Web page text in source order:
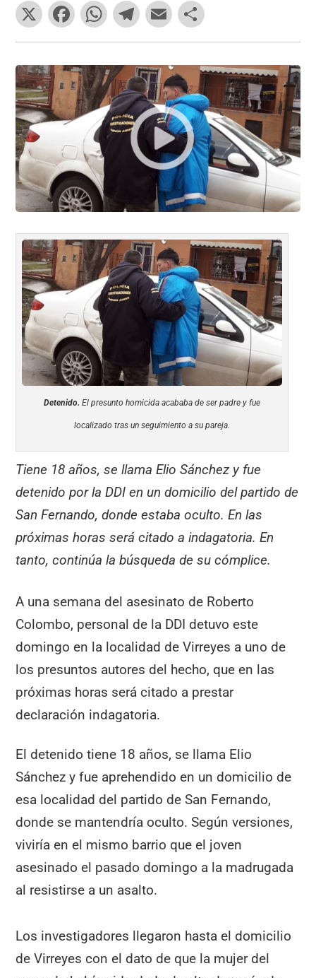
X
F
a
c
e
b
o
o
k
W
h
at
s
A
p
T
el
e
gr
a
m
E
m
ai
l
o
m
p
ar
tir
Detenido. El presunto homicida acababa de ser padre y fue
localizado tras un seguimiento a su pareja.
Tiene 18 años, se llama Elio Sánchez y fue
detenido por la DDI en un domicilio del partido de
San Fernando, donde estaba oculto. En las
próximas horas será citado a indagatoria. En
tanto, continúa la búsqueda de su cómplice.
A una semana del asesinato de Roberto
Colombo, personal de la DDI detuvo este
domingo en la localidad de Virreyes a uno de
los presuntos autores del hecho, que en las
próximas horas será citado a prestar
declaración indagatoria.
El detenido tiene 18 años, se llama Elio
Sánchez y fue aprehendido en un domicilio de
esa localidad del partido de San Fernando,
donde se mantendría oculto. Según versiones,
viviría en el mismo barrio que el joven
asesinado el pasado domingo a la madrugada
al resistirse a un asalto.
Los investigadores llegaron hasta el domicilio
de Virreyes con el dato de que la mujer del